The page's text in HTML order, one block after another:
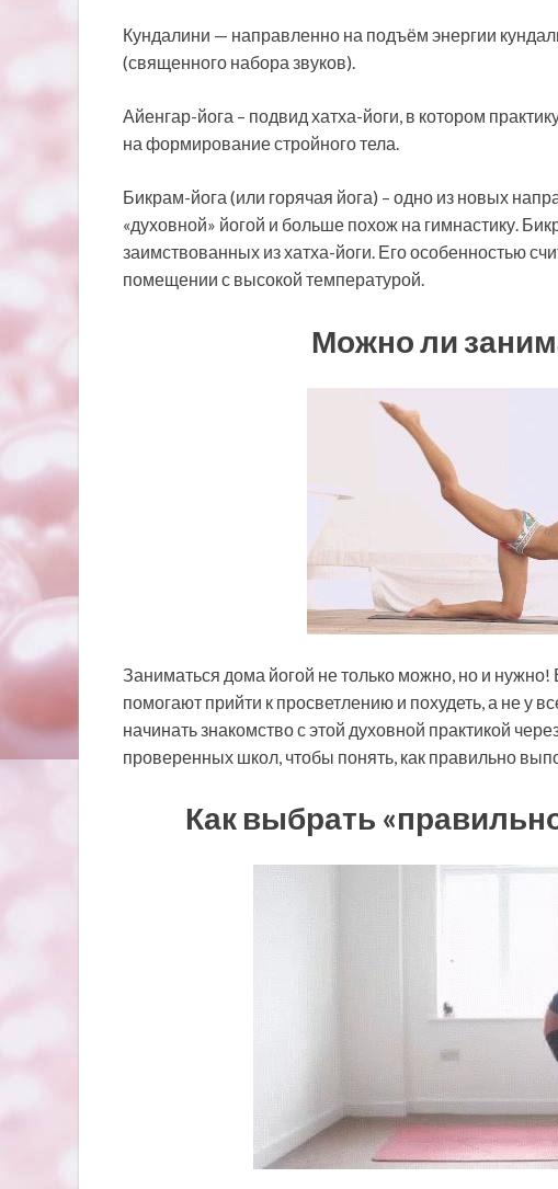
Кундалини — направленно на подъём энергии
(священного набора звуков).
Айенгар-йога – подвид хатха-йоги, в котором
на формирование стройного тела.
Бикрам-йога (или горячая йога) – одно из новых
«духовной» йогой и больше похож на гимнастику.
заимствованных из хатха-йоги. Его особенностью
помещении с высокой температурой.
Можно ли
Заниматься дома йогой не только можно, но и
помогают прийти к просветлению и похудеть, а не у
начинать знакомство с этой духовной практикой
проверенных школ, чтобы понять, как правильно
Как выбрать